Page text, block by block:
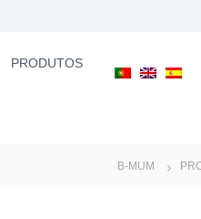
PRODUTOS
B-MUM